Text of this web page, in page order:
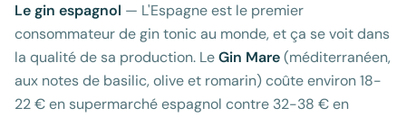
Le gin espagnol — L'Espagne est le premier
consommateur de gin tonic au monde, et ça se voit dans
la qualité de sa production. LeGin Mare(méditerranéen,
aux notes de basilic, olive et romarin) coûte environ 18-
22 € en supermarché espagnol contre 32-38 € en